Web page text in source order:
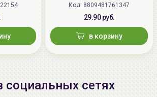
Код: 8809481761347
29.90 руб.
в корзину
сетях